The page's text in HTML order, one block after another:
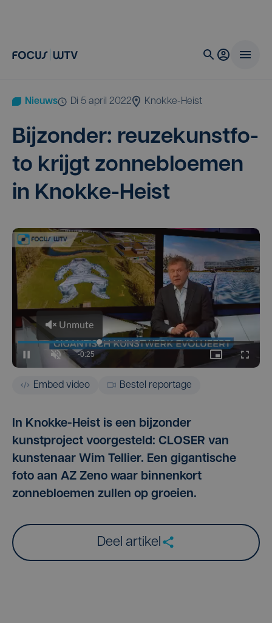
Nieuws di 5 april 2022 Knokke-Heist
Bij­zon­der: reu­ze­kunst­fo­
to krijgt zon­ne­bloe­men
in Knokke-Heist
Embed video Bestel reportage
In Knokke-Heist is een bijzonder
kunstproject voorgesteld: CLOSER van
kunstenaar Wim Tellier. Een gigantische
foto aan AZ Zeno waar binnenkort
zonnebloemen zullen op groeien.
Deel artikel